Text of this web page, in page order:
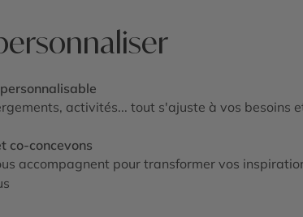
activités... tout s'ajuste à vos besoins
co-concevons
accompagnent pour transformer vos